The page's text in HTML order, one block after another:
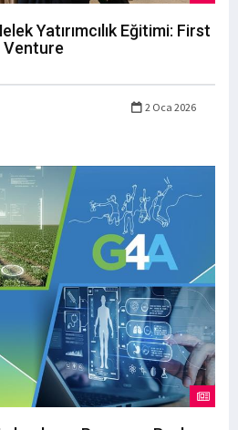
Yatırımcılık Eğitimi: First
Venture
2 Oca 2026